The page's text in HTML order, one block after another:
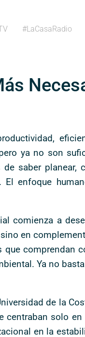
#LaCasaRadio
ya no son
saber planear,
enfoque
comienza a
en
que comprendan
Ya no
de la
centraban solo
en la